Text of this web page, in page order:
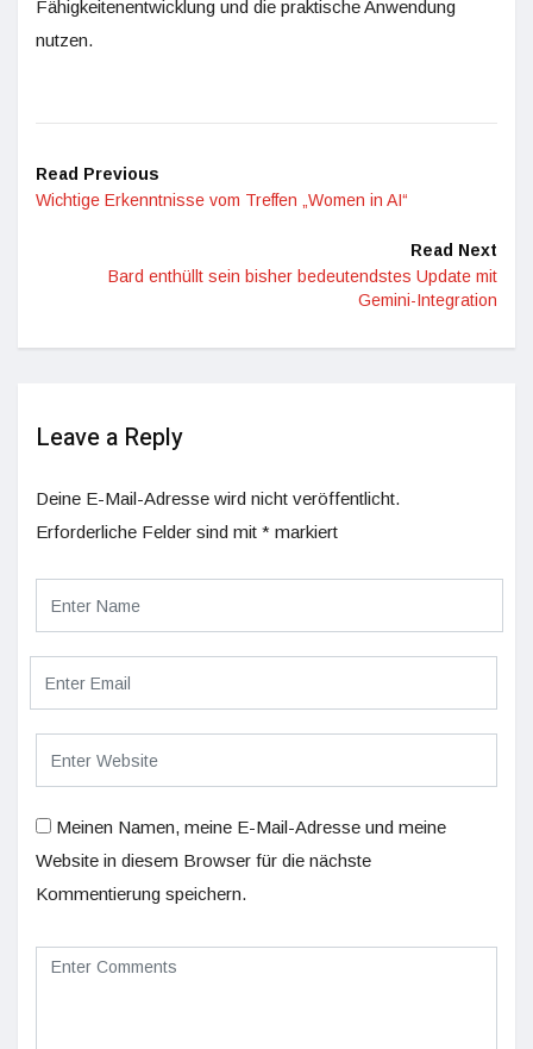
Fähigkeitenentwicklung und die praktische Anwendung
nutzen.
Read Previous
Wichtige Erkenntnisse vom Treffen „Women in AI“
Read Next
Bard enthüllt sein bisher bedeutendstes Update mit
Gemini-Integration
Leave a Reply
Deine E-Mail-Adresse wird nicht veröffentlicht.
Erforderliche Felder sind mit * markiert
Meinen Namen, meine E-Mail-Adresse und meine
Website in diesem Browser für die nächste
Kommentierung speichern.